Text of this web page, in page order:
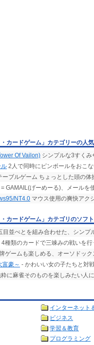
・カードゲーム」カテゴリーの人
Of Vailon) シンプルな3すく
2人で同時にピンボールをおこ
ーブルゲーム ちょっとした頭の体
GAMAIL(げーめーる)、メールを
NT4.0 マウス使用の爽快アク
・カードゲーム」カテゴリのソフ
目並べとを組み合わせた、シンプ
4種類のカードで三竦みの戦いを
ゲームも楽しめる、オーソドッ
富豪～ - かわいい女の子たちと対
粋に麻雀そのものを楽しみたい人
インターネット
ビジネス
学習＆教育
プログラミング